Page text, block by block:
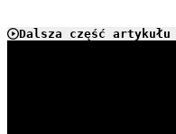
Dalsza część artykułu